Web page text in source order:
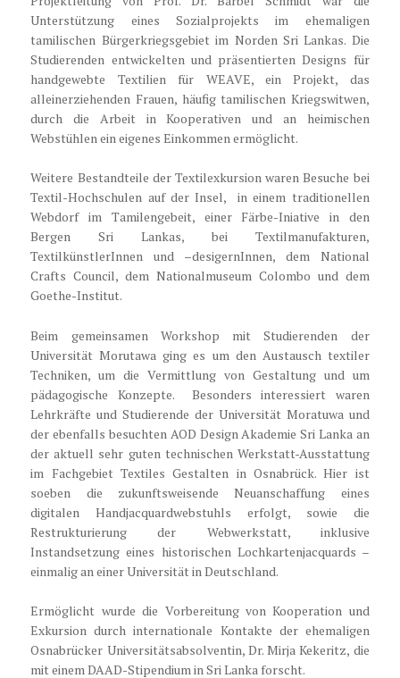
Unterstützung eines Sozialprojekts im ehemaligen
tamilischen Bürgerkriegsgebiet im Norden Sri Lankas. Die
Studierenden entwickelten und präsentierten Designs für
handgewebte Textilien für WEAVE, ein Projekt, das
alleinerziehenden Frauen, häufig tamilischen Kriegswitwen,
durch die Arbeit in Kooperativen und an heimischen
Webstühlen ein eigenes Einkommen ermöglicht.
Weitere Bestandteile der Textilexkursion waren Besuche bei
Textil-Hochschulen auf der Insel, in einem traditionellen
Webdorf im Tamilengebeit, einer Färbe-Iniative in den
Bergen Sri Lankas, bei Textilmanufakturen,
TextilkünstlerInnen und –desigernInnen, dem National
Crafts Council, dem Nationalmuseum Colombo und dem
Goethe-Institut.
Beim gemeinsamen Workshop mit Studierenden der
Universität Morutawa ging es um den Austausch textiler
Techniken, um die Vermittlung von Gestaltung und um
pädagogische Konzepte. Besonders interessiert waren
Lehrkräfte und Studierende der Universität Moratuwa und
der ebenfalls besuchten AOD Design Akademie Sri Lanka an
der aktuell sehr guten technischen Werkstatt-Ausstattung
im Fachgebiet Textiles Gestalten in Osnabrück. Hier ist
soeben die zukunftsweisende Neuanschaffung eines
digitalen Handjacquardwebstuhls erfolgt, sowie die
Restrukturierung der Webwerkstatt, inklusive
Instandsetzung eines historischen Lochkartenjacquards –
einmalig an einer Universität in Deutschland.
Ermöglicht wurde die Vorbereitung von Kooperation und
Exkursion durch internationale Kontakte der ehemaligen
Osnabrücker Universitätsabsolventin, Dr. Mirja Kekeritz, die
mit einem DAAD-Stipendium in Sri Lanka forscht.